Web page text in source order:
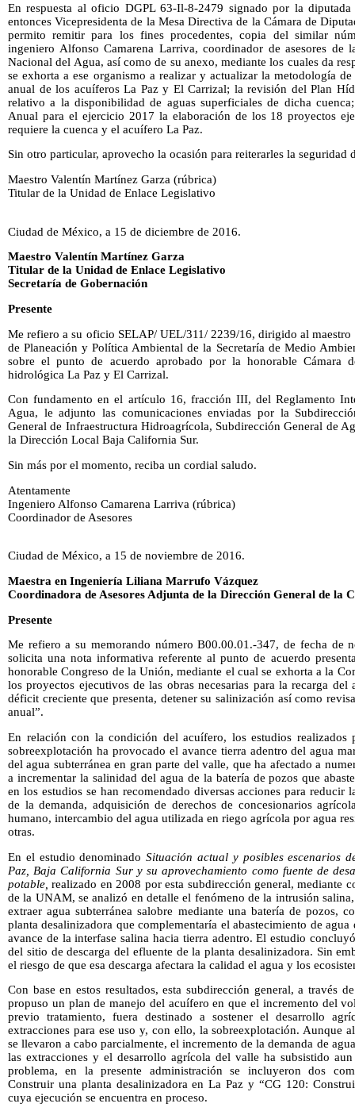
En respuesta al oficio DGPL 63-Il-8-2479 signado por la
entonces Vicepresidenta de la Mesa Directiva de la Cámara de
permito remitir para los fines procedentes, copia del similar
ingeniero Alfonso Camarena Larriva, coordinador de asesores de
Nacional del Agua, así como de su anexo, mediante los cuales da
se exhorta a ese organismo a realizar y actualizar la metodología
anual de los acuíferos La Paz y El Carrizal; la revisión del Plan
relativo a la disponibilidad de aguas superficiales de dicha
Anual para el ejercicio 2017 la elaboración de los 18 proyectos
requiere la cuenca y el acuífero La Paz.
Sin otro particular, aprovecho la ocasión para reiterarles la
Maestro Valentín Martínez Garza (rúbrica)
Titular de la Unidad de Enlace Legislativo
Ciudad de México, a 15 de diciembre de 2016.
Maestro Valentín Martínez Garza
Titular de la Unidad de Enlace Legislativo
Secretaría de Gobernación
Presente
Me refiero a su oficio SELAP/ UEL/311/ 2239/16, dirigido al
de Planeación y Política Ambiental de la Secretaría de Medio
sobre el punto de acuerdo aprobado por la honorable Cámara
hidrológica La Paz y El Carrizal.
Con fundamento en el artículo 16, fracción III, del Reglamento
Agua, le adjunto las comunicaciones enviadas por la
General de Infraestructura Hidroagrícola, Subdirección General de
la Dirección Local Baja California Sur.
Sin más por el momento, reciba un cordial saludo.
Atentamente
Ingeniero Alfonso Camarena Larriva (rúbrica)
Coordinador de Asesores
Ciudad de México, a 15 de noviembre de 2016.
Maestra en Ingeniería Liliana Marrufo Vázquez
Coordinadora de Asesores Adjunta de la Dirección General de la
Presente
Me refiero a su memorando número B00.00.01.-347, de fecha de
solicita una nota informativa referente al punto de acuerdo
honorable Congreso de la Unión, mediante el cual se exhorta a la
los proyectos ejecutivos de las obras necesarias para la recarga
déficit creciente que presenta, detener su salinización así como
anual”.
En relación con la condición del acuífero, los estudios realizados
sobreexplotación ha provocado el avance tierra adentro del agua
del agua subterránea en gran parte del valle, que ha afectado a
a incrementar la salinidad del agua de la batería de pozos que
en los estudios se han recomendado diversas acciones para reducir
de la demanda, adquisición de derechos de concesionarios
humano, intercambio del agua utilizada en riego agrícola por agua
otras.
En el estudio denominadoSituación actual y posibles escenarios
Paz, Baja California Sur y su aprovechamiento como fuente de
potable, realizado en 2008 por esta subdirección general, mediante
de la UNAM, se analizó en detalle el fenómeno de la intrusión
extraer agua subterránea salobre mediante una batería de pozos,
planta desalinizadora que complementaría el abastecimiento de
avance de la interfase salina hacia tierra adentro. El estudio
del sitio de descarga del efluente de la planta desalinizadora. Sin
el riesgo de que esa descarga afectara la calidad el agua y los
Con base en estos resultados, esta subdirección general, a través
propuso un plan de manejo del acuífero en que el incremento del
previo tratamiento, fuera destinado a sostener el desarrollo
extracciones para ese uso y, con ello, la sobreexplotación. Aunque
se llevaron a cabo parcialmente, el incremento de la demanda de
las extracciones y el desarrollo agrícola del valle ha subsistido
problema, en la presente administración se incluyeron dos
Construir una planta desalinizadora en La Paz y “CG 120:
cuya ejecución se encuentra en proceso.